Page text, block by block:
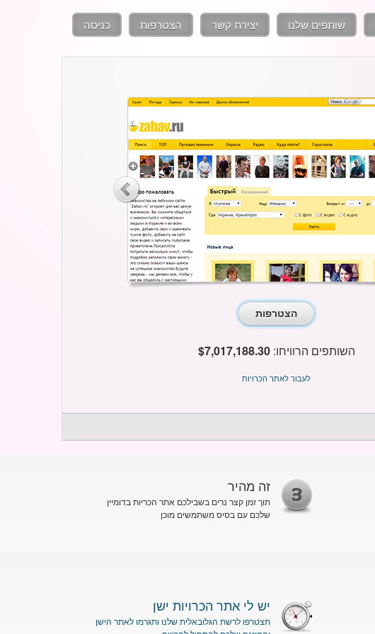
שותפים שלנו יצירת קשר הצטרפות כניסה
הצטרפות
השותפים הרוויחו:$7,017,188.30
לעבור לאתר הכרויות
זה מהיר
תוך זמן קצר נרים בשבילכם אתר הכריות בדומיין
שלכם עם בסיס משתמשים מוכן
יש לי אתר הכרויות ישן
תצטרפו לרשת הגלובאלית שלנו ותגרמו לאתר הישן